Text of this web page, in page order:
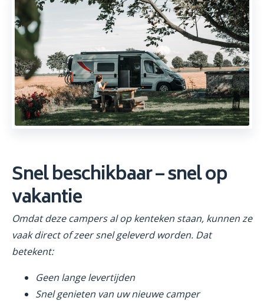
Snel beschikbaar – snel op
vakantie
Omdat deze campers al op kenteken staan, kunnen ze
vaak direct of zeer snel geleverd worden. Dat
betekent:
Geen lange levertijden
Snel genieten van uw nieuwe camper